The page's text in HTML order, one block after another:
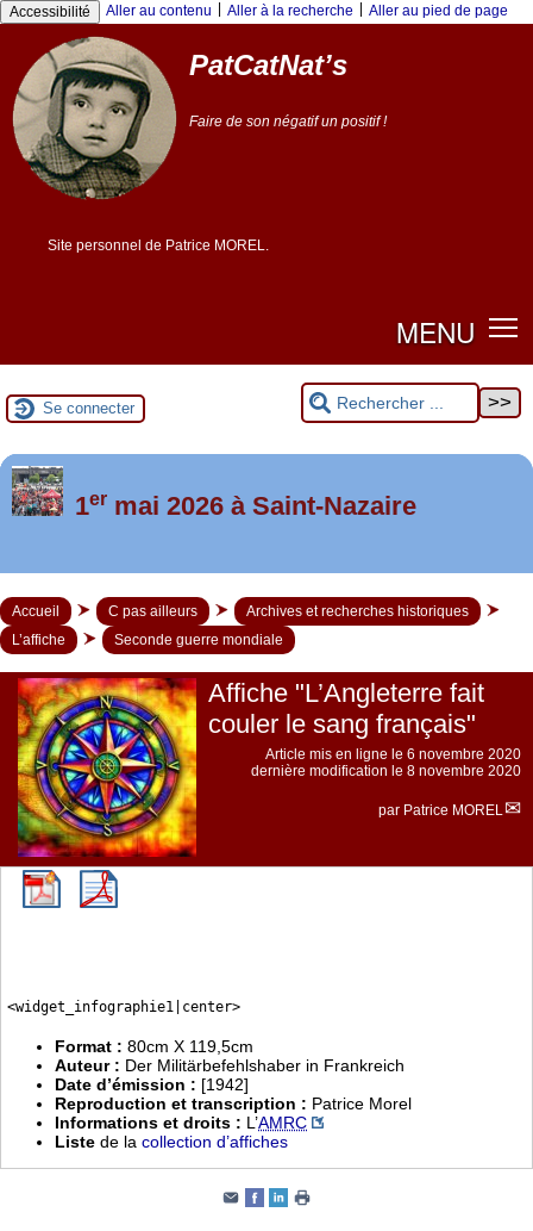
Panneau de gestion des cookies
Accessibilité Aller au contenu Aller à la recherche Aller au pied de page
PatCatNat’s
Faire de son négatif un positif !
Site personnel de Patrice MOREL.
MENU
Se connecter
Foutez-nous la paix !
1ermai 2026 à Saint-Nazaire
Accueil C pas ailleurs
Archives et recherches historiques
L’affiche
Seconde guerre mondiale
Affiche "L’Angleterre fait
couler le sang français"
Article mis en ligne le 6 novembre 2020
dernière modification le 8 novembre 2020
par Patrice MOREL
<widget_infographie1|center>
Format : 80cm X 119,5cm
Auteur : Der Militärbefehlshaber in Frankreich
Date d’émission : [1942]
Reproduction et transcription : Patrice Morel
Informations et droits : L’AMRC
Liste de la collection d’affiches